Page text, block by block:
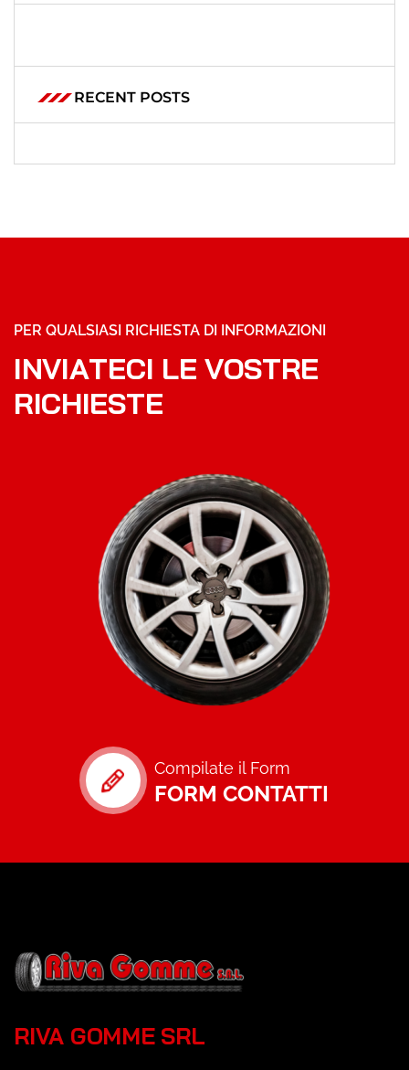
RECENT POSTS
PER QUALSIASI RICHIESTA DI INFORMAZIONI
INVIATECI LE VOSTRE
RICHIESTE
Compilate il Form
FORM CONTATTI
RIVA GOMME SRL